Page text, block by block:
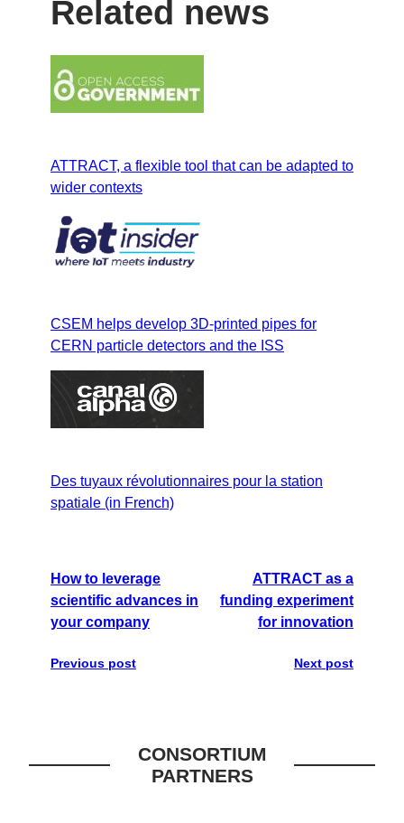
Related news
ATTRACT, a flexible tool that can be adapted to
wider contexts
CSEM helps develop 3D-printed pipes for
CERN particle detectors and the ISS
Des tuyaux révolutionnaires pour la station
spatiale (in French)
How to leverage
scientific advances in
your company
Previous post
ATTRACT as a
funding experiment
for innovation
Next post
CONSORTIUM
PARTNERS